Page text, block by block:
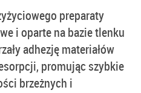
preparaty
i oparte na bazie tlenku
adhezję materiałów
promując szybkie
brzeżnych i